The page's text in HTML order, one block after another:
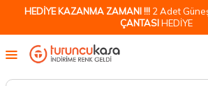
HEDİYE KAZANMA ZAMANI !!! 2 Adet
ÇANTASIHEDİYE